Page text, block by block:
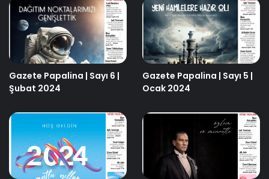
Gazete Papalina | Sayı 6 |
Şubat 2024
Gazete Papalina | Sayı 5 |
Ocak 2024